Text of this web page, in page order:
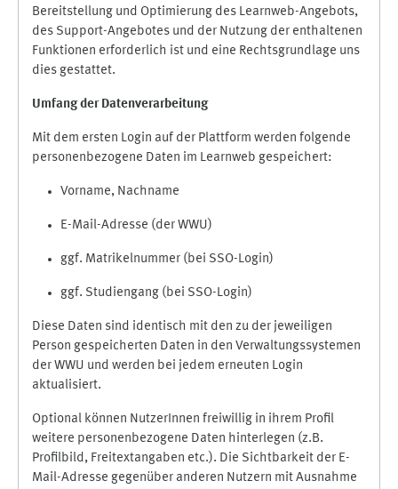
Bereitstellung und Optimierung des Learnweb-Angebots,
des Support-Angebotes und der Nutzung der enthaltenen
Funktionen erforderlich ist und eine Rechtsgrundlage uns
dies gestattet.
Umfang der Datenverarbeitung
Mit dem ersten Login auf der Plattform werden folgende
personenbezogene Daten im Learnweb gespeichert:
Vorname, Nachname
E-Mail-Adresse (der WWU)
ggf. Matrikelnummer (bei SSO-Login)
ggf. Studiengang (bei SSO-Login)
Diese Daten sind identisch mit den zu der jeweiligen
Person gespeicherten Daten in den Verwaltungssystemen
der WWU und werden bei jedem erneuten Login
aktualisiert.
Optional können NutzerInnen freiwillig in ihrem Profil
weitere personenbezogene Daten hinterlegen (z.B.
Profilbild, Freitextangaben etc.). Die Sichtbarkeit der E-
Mail-Adresse gegenüber anderen Nutzern mit Ausnahme